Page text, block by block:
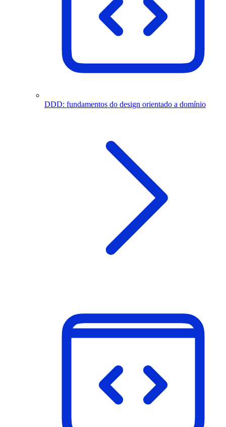
DDD: fundamentos do design orientado a domínio